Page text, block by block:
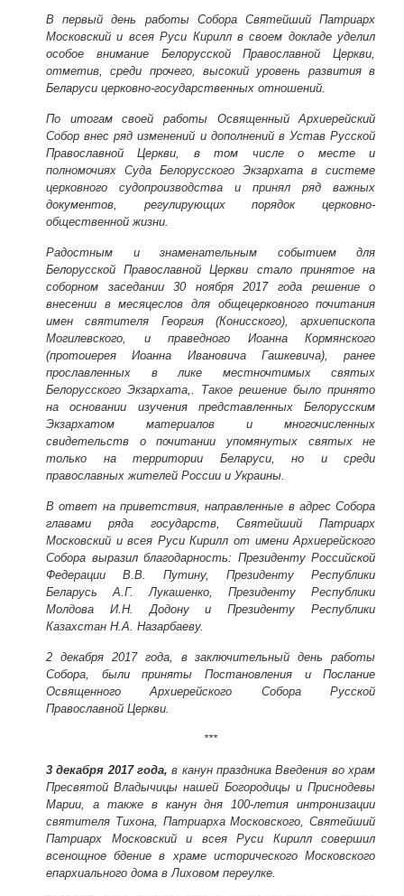
В первый день работы Собора Святейший Патриарх
Московский и всея Руси Кирилл в своем докладе уделил
особое внимание Белорусской Православной Церкви,
отметив, среди прочего, высокий уровень развития в
Беларуси церковно-государственных отношений.
По итогам своей работы Освященный Архиерейский
Собор внес ряд изменений и дополнений в Устав Русской
Православной Церкви, в том числе о месте и
полномочиях Суда Белорусского Экзархата в системе
церковного судопроизводства и принял ряд важных
документов, регулирующих порядок церковно-
общественной жизни.
Радостным и знаменательным событием для
Белорусской Православной Церкви стало принятое на
соборном заседании 30 ноября 2017 года решение о
внесении в месяцеслов для общецерковного почитания
имен святителя Георгия (Конисского), архиепископа
Могилевского, и праведного Иоанна Кормянского
(протоиерея Иоанна Ивановича Гашкевича), ранее
прославленных в лике местночтимых святых
Белорусского Экзархата,. Такое решение было принято
на основании изучения представленных Белорусским
Экзархатом материалов и многочисленных
свидетельств о почитании упомянутых святых не
только на территории Беларуси, но и среди
православных жителей России и Украины.
В ответ на приветствия, направленные в адрес Собора
главами ряда государств, Святейший Патриарх
Московский и всея Руси Кирилл от имени Архиерейского
Собора выразил благодарность: Президенту Российской
Федерации В.В. Путину, Президенту Республики
Беларусь А.Г. Лукашенко, Президенту Республики
Молдова И.Н. Додону и Президенту Республики
Казахстан Н.А. Назарбаеву.
2 декабря 2017 года, в заключительный день работы
Собора, были приняты Постановления и Послание
Освященного Архиерейского Собора Русской
Православной Церкви.
***
3 декабря 2017 года,в канун праздника Введения во храм
Пресвятой Владычицы нашей Богородицы и Приснодевы
Марии, а также в канун дня 100-летия интронизации
святителя Тихона, Патриарха Московского, Святейший
Патриарх Московский и всея Руси Кирилл совершил
всенощное бдение в храме исторического Московского
епархиального дома в Лиховом переулке.